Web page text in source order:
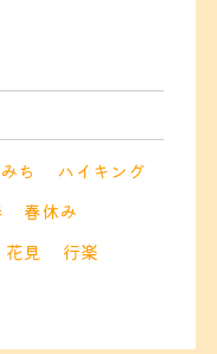
ち
ハイキング
春休み
花見
行楽